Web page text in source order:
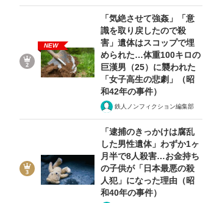
NEW
「気絶させて強姦」「意
識を取り戻したので殺
害」遺体はスコップで埋
められた…体重100キロの
巨漢男（25）に襲われた
「女子高生の悲劇」（昭
和42年の事件）
鉄人ノンフィクション編集部
「逮捕のきっかけは腐乱
した男性遺体」わずか1ヶ
月半で8人殺害…お金持ち
の子供が「日本最悪の殺
人犯」になった理由（昭
和40年の事件）